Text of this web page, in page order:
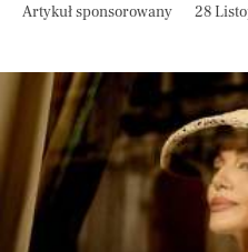
Artykuł sponsorowany 28